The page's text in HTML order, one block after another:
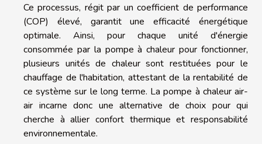
Ce processus, régit par un coefficient de performance
(COP) élevé, garantit une efficacité énergétique
optimale. Ainsi, pour chaque unité d'énergie
consommée par la pompe à chaleur pour fonctionner,
plusieurs unités de chaleur sont restituées pour le
chauffage de l'habitation, attestant de la rentabilité de
ce système sur le long terme. La pompe à chaleur air-
air incarne donc une alternative de choix pour qui
cherche à allier confort thermique et responsabilité
environnementale.